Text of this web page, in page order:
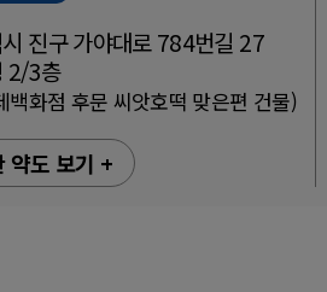
진구 가야대로 784번길 27
2/3층
백화점 후문 씨앗호떡 맞은편 건물)
약도 보기 +